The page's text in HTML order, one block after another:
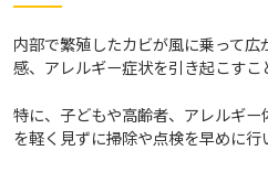
内部で繁殖したカビが風に乗って
感、アレルギー症状を引き起こすこ
特に、子どもや高齢者、アレルギ
を軽く見ずに掃除や点検を早めに行